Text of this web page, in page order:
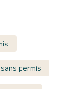
permis